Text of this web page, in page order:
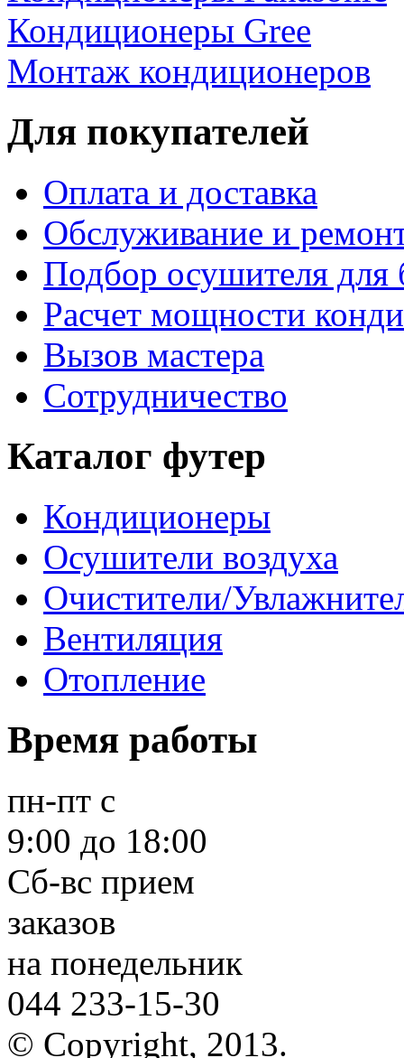
Кондиционеры Gree
Монтаж кондиционеров
Для покупателей
Оплата и доставка
Обслуживание и
Подбор осушителя для
Расчет мощности
Вызов мастера
Сотрудничество
Каталог футер
Кондиционеры
Осушители воздуха
Очистители/
Вентиляция
Отопление
Время работы
пн-пт с
9:00 до 18:00
Сб-вс прием
заказов
на понедельник
044 233-15-30
© Copyright, 2013.